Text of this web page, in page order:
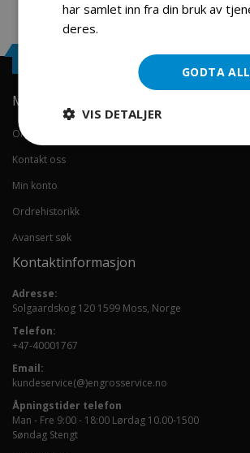
Min konto
Om oss
Kontakt oss
Min konto
Ordrehistorikk
Avansert søk
Kontaktinformasjon
Adresse:
Solgaardskog 120 1599 Moss, Norge
Telefon:
+47-40001767
Email:
kundeservice(@)engrosservice.no
Åpningstider telefon
Man - Fre 9:00 - 18:00 Lørdag 10.00-1500
Søndag Stengt
har samlet inn fra din bruk av
deres.
GODTA
VIS DETALJER